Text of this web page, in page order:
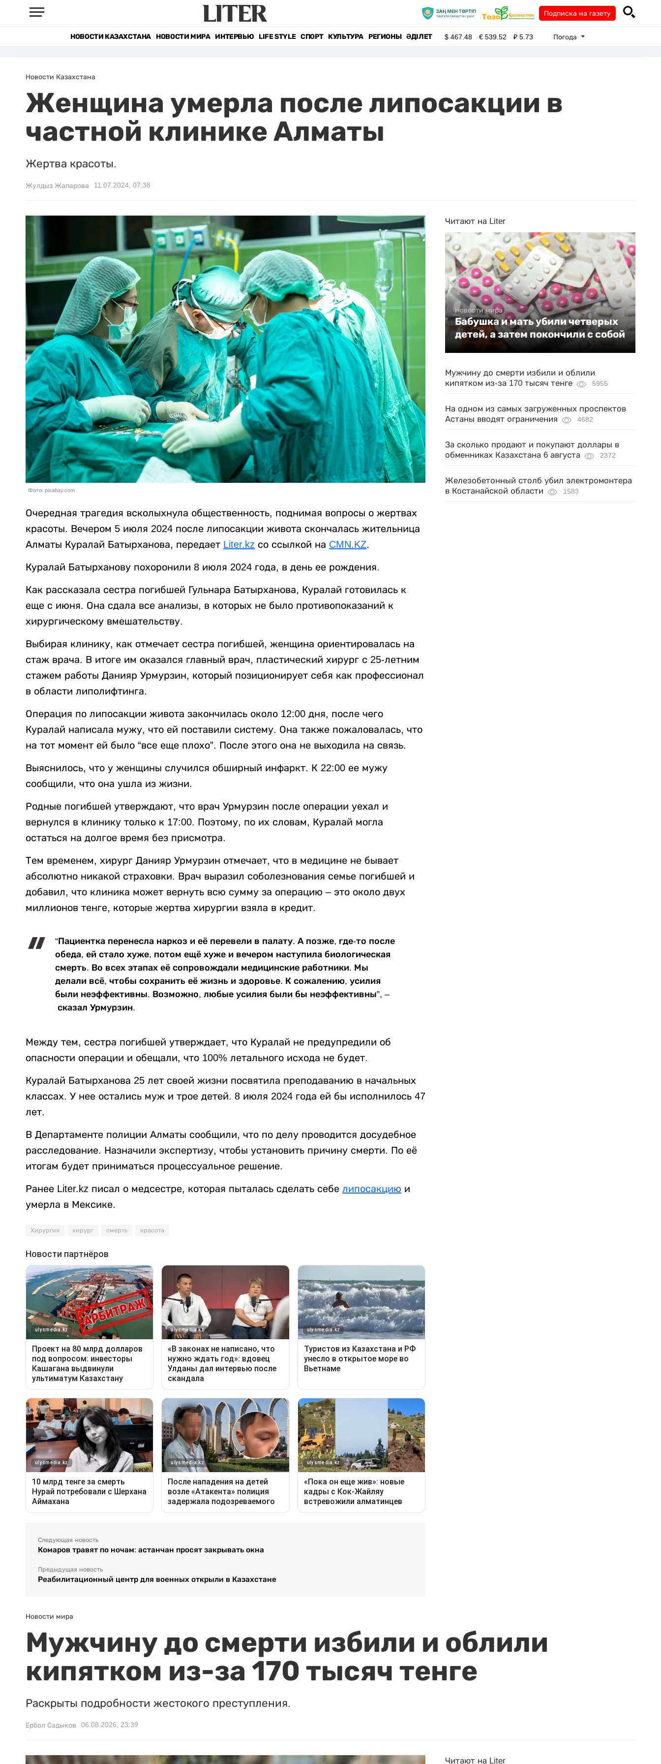
Подписка на газету
НОВОСТИ КАЗАХСТАНА НОВОСТИ МИРА ИНТЕРВЬЮ LIFE STYLE СПОРТ КУЛЬТУРА РЕГИОНЫ ӘДІЛЕТ $467.48 €539.52 ₽5.73 Погода
Новости Казахстана
Женщина умерла после липосакции в
частной клинике Алматы
Жертва красоты.
Жулдыз Жапарова 11.07.2024, 07:38
Фото: pixabay.com
Очередная трагедия всколыхнула общественность, поднимая вопросы о жертвах
красоты. Вечером 5 июля 2024 после липосакции живота скончалась жительница
Алматы Куралай Батырханова, передает Liter.kz со ссылкой на CMN.KZ.
Куралай Батырханову похоронили 8 июля 2024 года, в день ее рождения.
Как рассказала сестра погибшей Гульнара Батырханова, Куралай готовилась к
еще с июня. Она сдала все анализы, в которых не было противопоказаний к
хирургическому вмешательству.
Выбирая клинику, как отмечает сестра погибшей, женщина ориентировалась на
стаж врача. В итоге им оказался главный врач, пластический хирург с 25-летним
стажем работы Данияр Урмурзин, который позиционирует себя как профессионал
в области липолифтинга.
Операция по липосакции живота закончилась около 12:00 дня, после чего
Куралай написала мужу, что ей поставили систему. Она также пожаловалась, что
на тот момент ей было “все еще плохо”. После этого она не выходила на связь.
Выяснилось, что у женщины случился обширный инфаркт. К 22:00 ее мужу
сообщили, что она ушла из жизни.
Родные погибшей утверждают, что врач Урмурзин после операции уехал и
вернулся в клинику только к 17:00. Поэтому, по их словам, Куралай могла
остаться на долгое время без присмотра.
Тем временем, хирург Данияр Урмурзин отмечает, что в медицине не бывает
абсолютно никакой страховки. Врач выразил соболезнования семье погибшей и
добавил, что клиника может вернуть всю сумму за операцию – это около двух
миллионов тенге, которые жертва хирургии взяла в кредит.
“Пациентка перенесла наркоз и её перевели в палату. А позже, где-то после
обеда, ей стало хуже, потом ещё хуже и вечером наступила биологическая
смерть. Во всех этапах её сопровождали медицинские работники. Мы
делали всё, чтобы сохранить её жизнь и здоровье. К сожалению, усилия
были неэффективны. Возможно, любые усилия были бы неэффективны”, –
сказал Урмурзин.
Между тем, сестра погибшей утверждает, что Куралай не предупредили об
опасности операции и обещали, что 100% летального исхода не будет.
Куралай Батырханова 25 лет своей жизни посвятила преподаванию в начальных
классах. У нее остались муж и трое детей. 8 июля 2024 года ей бы исполнилось 47
лет.
В Департаменте полиции Алматы сообщили, что по делу проводится досудебное
расследование. Назначили экспертизу, чтобы установить причину смерти. По её
итогам будет приниматься процессуальное решение.
Ранее Liter.kz писал о медсестре, которая пыталась сделать себе липосакцию и
умерла в Мексике.
Хирургия хирург смерть красота
Следующая новость
Комаров травят по ночам: астанчан просят закрывать окна
Предыдущая новость
Реабилитационный центр для военных открыли в Казахстане
Читают на Liter
Новости мира
Бабушка и мать убили четверых
детей, а затем покончили с собой
Мужчину до смерти избили и облили
кипятком из-за 170 тысяч тенге
5955
На одном из самых загруженных проспектов
Астаны вводят ограничения
4682
За сколько продают и покупают доллары в
обменниках Казахстана 6 августа
2372
Железобетонный столб убил электромонтера
в Костанайской области
1583
Новости мира
Мужчину до смерти избили и облили
кипятком из-за 170 тысяч тенге
Раскрыты подробности жестокого преступления.
Ербол Садыков 06.08.2026, 23:39
Читают на Liter